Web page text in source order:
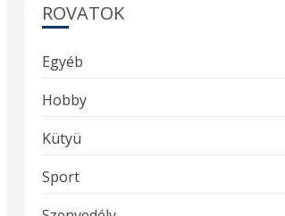
ROVATOK
Egyéb
Hobby
Kütyü
Sport